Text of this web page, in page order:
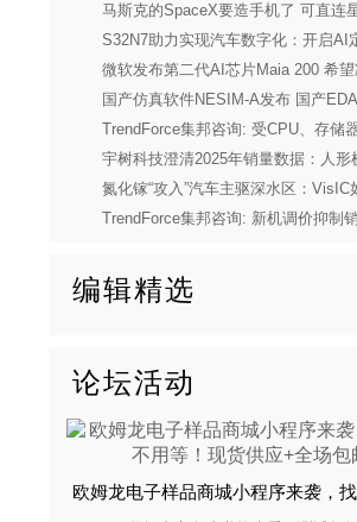
马斯克的SpaceX要造手机了 可直连
编辑精选
论坛活动
欧姆龙电子样品商城小程序来袭，